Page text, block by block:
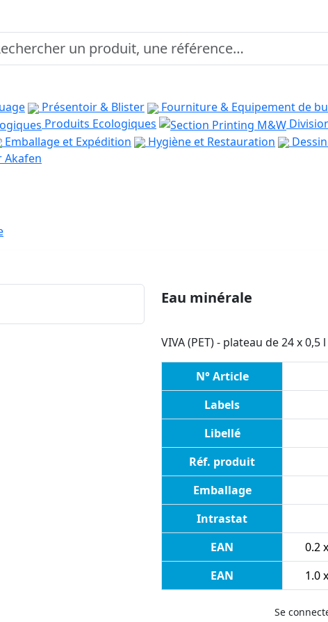
Présentoir & Blister Fourniture & Equipement de
Produits Ecologiques
Emballage et Expédition Hygiène et Restauration
Akafen
Eau minérale
VIVA (PET) - plateau de 24 x 0,5 l
N° Article
Labels
Libellé
Réf. produit
Emballage
Intrastat
EAN
0.2
EAN
1.0
Se